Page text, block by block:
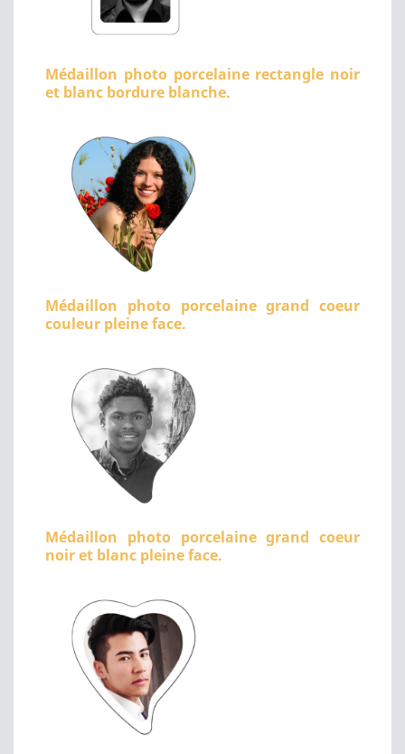
Médaillon photo porcelaine rectangle noir
et blanc bordure blanche.
Médaillon photo porcelaine grand coeur
couleur pleine face.
Médaillon photo porcelaine grand coeur
noir et blanc pleine face.